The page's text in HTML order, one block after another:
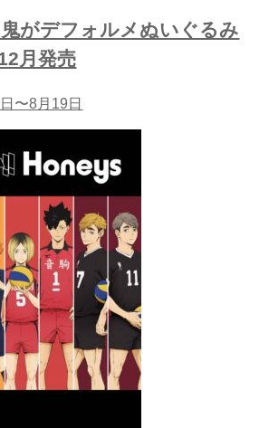
鬼がデフォルメぬいぐるみ
月発売
〜8月19日